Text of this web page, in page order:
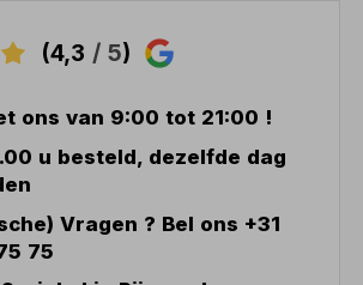
(4,3 / 5)
ons van 9:00 tot 21:00 !
u besteld, dezelfde dag
Vragen ? Bel ons +31
75